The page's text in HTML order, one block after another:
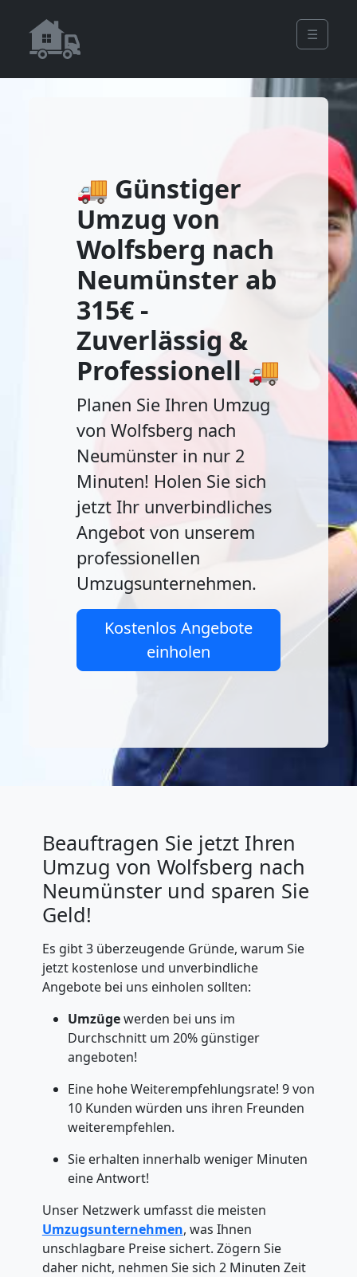
☰
🚚 Günstiger
Umzug von
Wolfsberg nach
Neumünster ab
315€ -
Zuverlässig &
Professionell 🚚
Planen Sie Ihren Umzug
von Wolfsberg nach
Neumünster in nur 2
Minuten! Holen Sie sich
jetzt Ihr unverbindliches
Angebot von unserem
professionellen
Umzugsunternehmen.
Kostenlos Angebote
einholen
Beauftragen Sie jetzt Ihren
Umzug von Wolfsberg nach
Neumünster und sparen Sie
Geld!
Es gibt 3 überzeugende Gründe, warum Sie
jetzt kostenlose und unverbindliche
Angebote bei uns einholen sollten:
Umzügewerden bei uns im
Durchschnitt um 20% günstiger
angeboten!
Eine hohe Weiterempfehlungsrate! 9 von
10 Kunden würden uns ihren Freunden
weiterempfehlen.
Sie erhalten innerhalb weniger Minuten
eine Antwort!
Unser Netzwerk umfasst die meisten
Umzugsunternehmen, was Ihnen
unschlagbare Preise sichert. Zögern Sie
daher nicht, nehmen Sie sich 2 Minuten Zeit